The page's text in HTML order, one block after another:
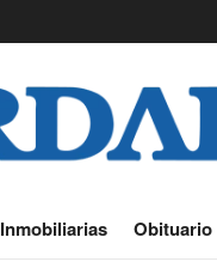
Inmobiliarias Obituario